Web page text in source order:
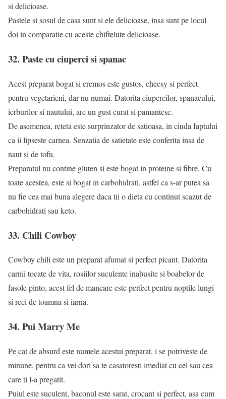
si delicioase.
Pastele si sosul de casa sunt si ele delicioase, insa sunt pe locul
doi in comparatie cu aceste chiftelute delicioase.
32. Paste cu ciuperci si spanac
Acest preparat bogat si cremos este gustos, cheesy si perfect
pentru vegetarieni, dar nu numai. Datorita ciupercilor, spanacului,
ierburilor si nautului, are un gust curat si pamantesc.
De asemenea, reteta este surprinzator de satioasa, in ciuda faptului
ca ii lipseste carnea. Senzatia de satietate este conferita insa de
naut si de tofu.
Preparatul nu contine gluten si este bogat in proteine si fibre. Cu
toate acestea, este si bogat in carbohidrati, astfel ca s-ar putea sa
nu fie cea mai buna alegere daca tii o dieta cu continut scazut de
carbohidrati sau keto.
33. Chili Cowboy
Cowboy chili este un preparat afumat si perfect picant. Datorita
carnii tocate de vita, rosiilor suculente inabusite si boabelor de
fasole pinto, acest fel de mancare este perfect pentru noptile lungi
si reci de toamna si iarna.
34. Pui Marry Me
Pe cat de absurd este numele acestui preparat, i se potriveste de
minune, pentru ca vei dori sa te casatoresti imediat cu cel sau cea
care ti l-a pregatit.
Puiul este suculent, baconul este sarat, crocant si perfect, asa cum